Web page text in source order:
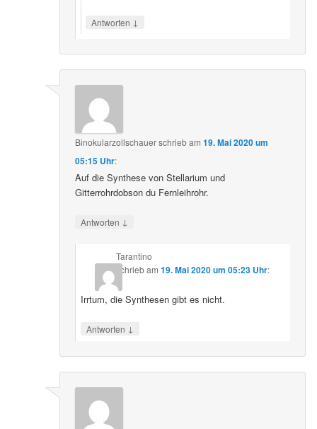
Antworten ↓
Binokularzollschauerschriebam19. Mai 2020 um
05:15 Uhr:
Auf die Synthese von Stellarium und
Gitterrohrdobson du Fernleihrohr.
Antworten ↓
Tarantino
schriebam 19. Mai 2020 um 05:23 Uhr:
Irrtum, die Synthesen gibt es nicht.
Antworten ↓